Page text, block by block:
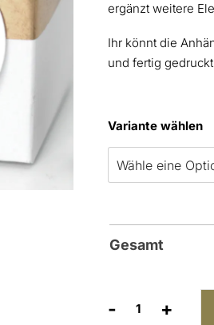
ergänzt weitere
Ihr könnt die
und fertig
Variante wählen
Gesamt
-
Anhänger+